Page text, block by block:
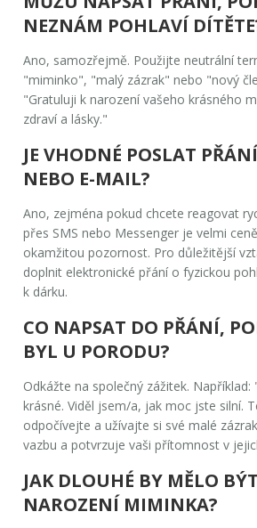
NEZNÁM POHLAVÍ
Ano, samozřejmě. Použijte neutrální
"miminko", "malý zázrak" nebo "nový
"Gratuluji k narození vašeho krásného
zdraví a lásky."
JE VHODNÉ POSLAT
NEBO E-MAIL?
Ano, zejména pokud chcete reagovat
přes SMS nebo Messenger je velmi
okamžitou pozornost. Pro důležitější
doplnit elektronické přání o fyzickou
k dárku.
CO NAPSAT DO PŘÁNÍ,
BYL U PORODU?
Odkážte na společný zážitek.
krásné. Viděl jsem/a, jak moc jste silní.
odpočívejte a užívajte si své malé
vazbu a potvrzuje vaši přítomnost v
JAK DLOUHÉ BY MĚLO
NAROZENÍ MIMINKA?